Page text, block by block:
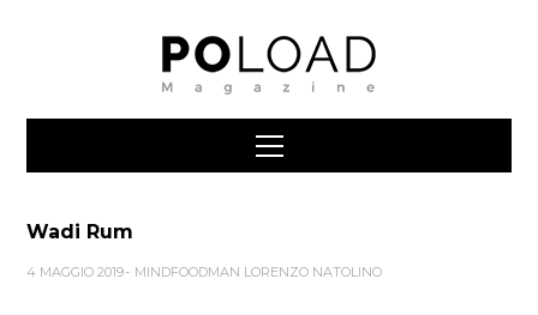
Wadi Rum
4 MAGGIO 2019 MINDFOODMAN LORENZO NATOLINO